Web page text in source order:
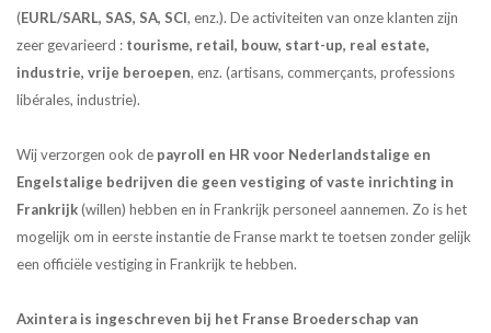
(EURL/SARL, SAS, SA, SCI, enz.). De activiteiten van onze klanten zijn
zeer gevarieerd : tourisme, retail, bouw, start-up, real estate,
industrie, vrije beroepen, enz. (artisans, commerçants, professions
libérales, industrie).
Wij verzorgen ook de payroll en HR voor Nederlandstalige en
Engelstalige bedrijven die geen vestiging of vaste inrichting in
Frankrijk(willen) hebben en in Frankrijk personeel aannemen. Zo is het
mogelijk om in eerste instantie de Franse markt te toetsen zonder gelijk
een officiële vestiging in Frankrijk te hebben.
Axintera is ingeschreven bij het Franse Broederschap van